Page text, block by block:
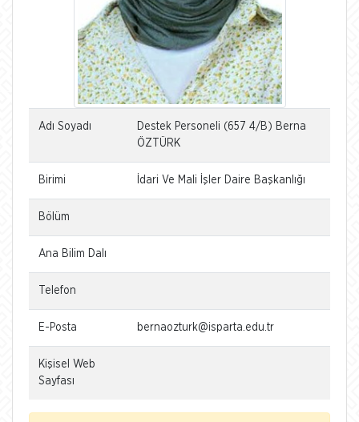
Adı Soyadı
Destek Personeli (657 4/B) Berna
ÖZTÜRK
Birimi İdari Ve Mali İşler Daire Başkanlığı
Bölüm
Ana Bilim Dalı
Telefon
E-Posta bernaozturk@isparta.edu.tr
Kişisel Web
Sayfası